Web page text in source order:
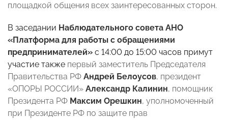
площадкой общения всех заинтересованных сторон.
В заседании Наблюдательного совета АНО
«Платформа для работы с обращениями
предпринимателей» с 14:00 до 15:00 часов примут
участие также первый заместитель Председателя
Правительства РФ Андрей Белоусов, президент
«ОПОРЫ РОССИИ» Александр Калинин, помощник
Президента РФ Максим Орешкин, уполномоченный
при Президенте РФ по защите прав